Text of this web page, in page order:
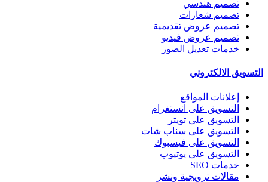
تصميم هندسي
تصميم شعارات
تصميم عروض تقديمية
تصميم عروض فيديو
خدمات تعديل الصور
التسويق الالكتروني
إعلانات المواقع
التسويق على انستغرام
التسويق على تويتر
التسويق على سناب شات
التسويق على فيسبوك
التسويق على يوتيوب
خدمات SEO
مقالات ترويجية ونشر